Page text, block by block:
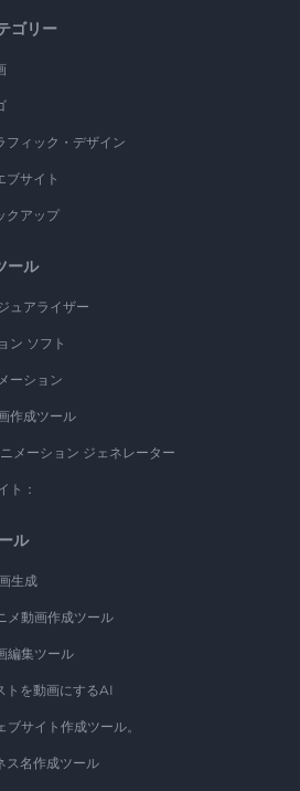
ゴリー
フィック・デザイン
ブサイト
クアップ
ール
ュアライザー
ン ソフト
ーション
作成ツール
メーション ジェネレーター
ト：
ル
生成
メ動画作成ツール
編集ツール
トを動画にするAI
ブサイト作成ツール。
ス名作成ツール